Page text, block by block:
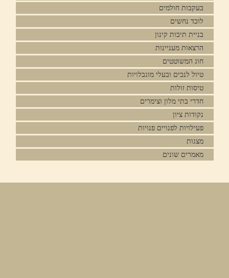
בעקבות חולמים
לוכד נחשים
בניית תיבות קינון
הרצאות מעניינות
חוג המשוטטים
טיול לנכים ובעלי מוגבלויות
טיסות זולות
חדרי בתי מלון וצימרים
נקודות ציון
פעילויות לפנויים פנויות
מצגות
מאמרים שונים